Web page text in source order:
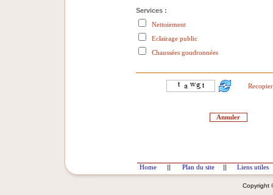
Services :
Nettoiement
Eclairage public
Chaussées goudronnées
Home || Plan du site || Liens utiles
Copyright